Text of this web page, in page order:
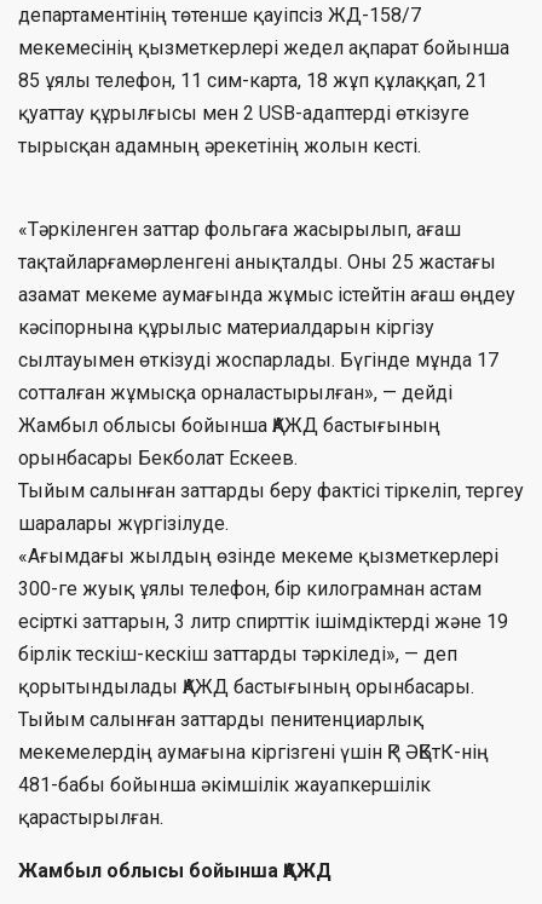
департаментінің төтенше қауіпсіз ЖД-158/7
мекемесінің қызметкерлері жедел ақпарат бойынша
85 ұялы телефон, 11 сим-карта, 18 жұп құлаққап, 21
қуаттау құрылғысы мен 2 USB-адаптерді өткізуге
тырысқан адамның әрекетінің жолын кесті.
«Тәркіленген заттар фольгаға жасырылып, ағаш
тақтайларғамөрленгені анықталды. Оны 25 жастағы
азамат мекеме аумағында жұмыс істейтін ағаш өңдеу
кәсіпорнына құрылыс материалдарын кіргізу
сылтауымен өткізуді жоспарлады. Бүгінде мұнда 17
сотталған жұмысқа орналастырылған», — дейді
Жамбыл облысы бойынша ҚАЖД бастығының
орынбасары Бекболат Ескеев.
Тыйым салынған заттарды беру фактісі тіркеліп, тергеу
шаралары жүргізілуде.
«Ағымдағы жылдың өзінде мекеме қызметкерлері
300-ге жуық ұялы телефон, бір килограмнан астам
есірткі заттарын, 3 литр спирттік ішімдіктерді және 19
бірлік тескіш-кескіш заттарды тәркіледі», — деп
қорытындылады ҚАЖД бастығының орынбасары.
Тыйым салынған заттарды пенитенциарлық
мекемелердің аумағына кіргізгені үшін ҚР ӘҚБтК-нің
481-бабы бойынша әкімшілік жауапкершілік
қарастырылған.
Жамбыл облысы бойынша ҚАЖД